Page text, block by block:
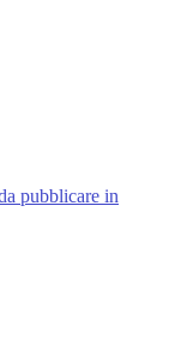
pubblicare in